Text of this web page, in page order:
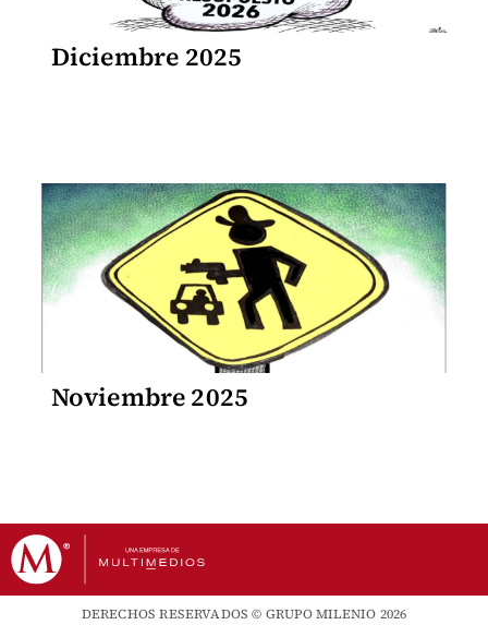
Diciembre 2025
Noviembre 2025
DERECHOS RESERVADOS © GRUPO MILENIO 2026